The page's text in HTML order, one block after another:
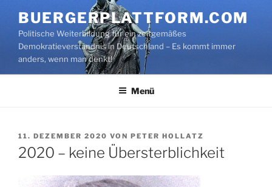
Inhalt
springen
BUERGERPLATTFORM.COM
Politische Weiterbildung für ein zeitgemäßes
Demokratieverständnis in Deutschland – Es kommt immer
anders, wenn man denkt!
Menü
VERÖFFENTLICHT
AM
11. DEZEMBER 2020 VON PETER HOLLATZ
2020 – keine Übersterblichkeit